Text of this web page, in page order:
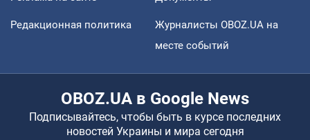
Редакционная политика
Журналисты OBOZ.UA на
месте событий
OBOZ.UA в Google News
Подписывайтесь, чтобы быть в курсе последних
новостей Украины и мира сегодня